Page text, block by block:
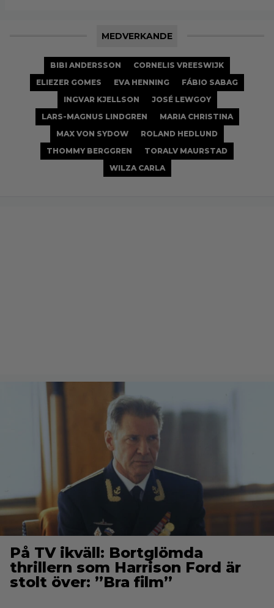
MEDVERKANDE
BIBI ANDERSSON
CORNELIS VREESWIJK
ELIEZER GOMES
EVA HENNING
FÁBIO SABAG
INGVAR KJELLSON
JOSÉ LEWGOY
LARS-MAGNUS LINDGREN
MARIA CHRISTINA
MAX VON SYDOW
ROLAND HEDLUND
THOMMY BERGGREN
TORALV MAURSTAD
WILZA CARLA
På TV ikväll: Bortglömda
thrillern som Harrison Ford är
stolt över: ”Bra film”